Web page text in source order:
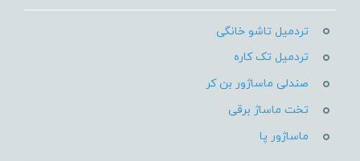
تردمیل تاشو خانگی
تردمیل تک کاره
صندلی ماساژور بن کر
تخت ماساژ برقی
ماساژور پا